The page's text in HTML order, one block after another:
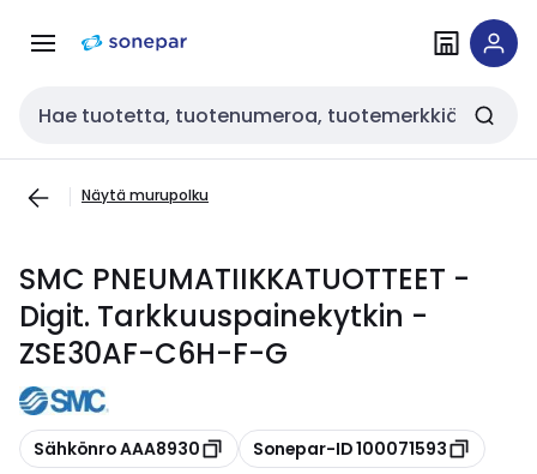
navigointiinsisältöön
Haku
Näytä murupolku
SMC PNEUMATIIKKATUOTTEET -
Digit. Tarkkuuspainekytkin -
ZSE30AF-C6H-F-G
Kopioi
Sähkönro AAA8930 Kopioi
Sonepar-ID 100071593